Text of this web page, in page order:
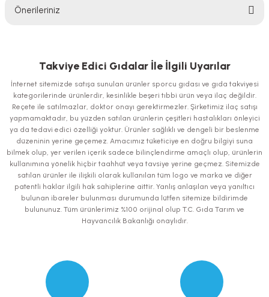
Önerileriniz
iletebilirsiniz.
Görüş ve önerileriniz için teşekkür ederiz.
Ürün resmi kalitesiz, bozuk veya görüntülenemiyor.
Ürün açıklamasında eksik bilgiler bulunuyor.
Ürün bilgilerinde hatalar bulunuyor.
Ürün fiyatı diğer sitelerden daha pahalı.
Bu ürüne benzer farklı alternatifler olmalı.
Takviye Edici Gıdalar İle İlgili Uyarılar
İnternet sitemizde satışa sunulan ürünler sporcu gıdası ve gıda takviyesi
kategorilerinde ürünlerdir, kesinlikle beşeri tıbbi ürün veya ilaç değildir.
Reçete ile satılmazlar, doktor onayı gerektirmezler. Şirketimiz ilaç satışı
yapmamaktadır, bu yüzden satılan ürünlerin çeşitleri hastalıkları önleyici
ya da tedavi edici özelliği yoktur. Ürünler sağlıklı ve dengeli bir beslenme
düzeninin yerine geçemez. Amacımız tüketiciye en doğru bilgiyi suna
bilmek olup, yer verilen içerik sadece bilinçlendirme amaçlı olup, ürünlerin
kullanımına yönelik hiçbir taahhüt veya tavsiye yerine geçmez. Sitemizde
satılan ürünler ile ilişkili olarak kullanılan tüm logo ve marka ve diğer
patentli haklar ilgili hak sahiplerine aittir. Yanlış anlaşılan veya yanıltıcı
bulunan ibareler bulunması durumunda lütfen sitemize bildirimde
bulununuz. Tüm ürünlerimiz %100 orijinal olup T.C. Gıda Tarım ve
Hayvancılık Bakanlığı onaylıdır.